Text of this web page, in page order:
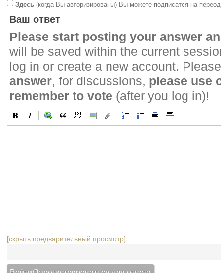
Здесь (когда Вы авторизированы) Вы можете подписатся на
Ваш ответ
Please start posting your answer
will be saved within the current
log in or create a new account.
answer, for discussions, please use
remember to vote (after you log in)!
[скрыть предварительный просмотр]